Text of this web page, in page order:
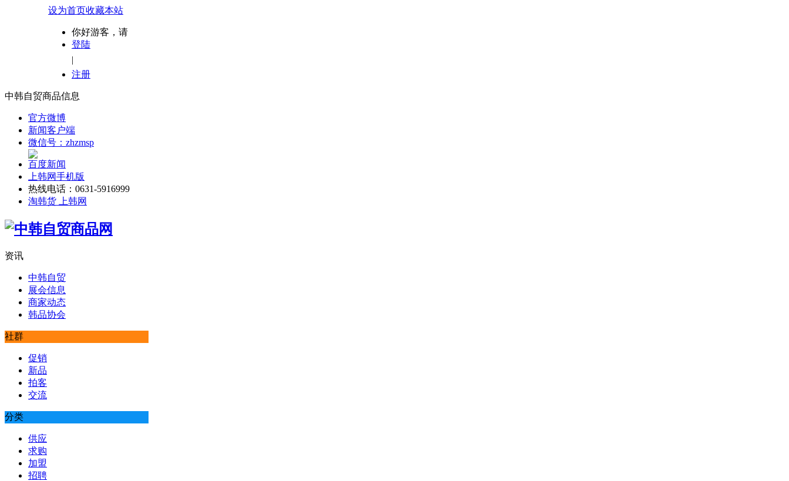
设为首页收藏本站
你好游客，请
登陆
|
注册
中韩自贸商品信息
官方微博
新闻客户端
微信号：zhzmsp
百度新闻
上韩网手机版
热线电话：0631-5916999
淘韩货 上韩网
资讯
中韩自贸
展会信息
商家动态
韩品协会
社群
促销
新品
拍客
交流
分类
供应
求购
加盟
招聘